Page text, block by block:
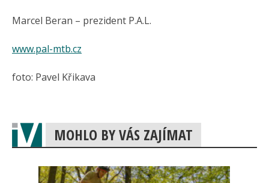
Marcel Beran – prezident P.A.L.
www.pal-mtb.cz
foto: Pavel Křikava
MOHLO BY VÁS ZAJÍMAT